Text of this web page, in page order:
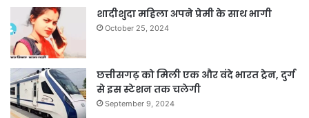
शादीशुदा महिला अपने प्रेमी के साथ भागी
October 25, 2024
छत्तीसगढ़ को मिली एक और वंदे भारत ट्रेन, दुर्ग
से इस स्टेशन तक चलेगी
September 9, 2024